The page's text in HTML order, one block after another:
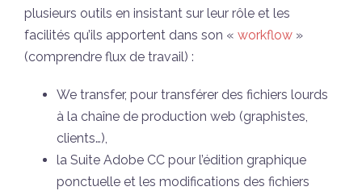
plusieurs outils en insistant sur leur rôle et les
facilités qu’ils apportent dans son « workflow »
(comprendre flux de travail) :
We transfer, pour transférer des fichiers lourds
à la chaîne de production web (graphistes,
clients…),
la Suite Adobe CC pour l’édition graphique
ponctuelle et les modifications des fichiers